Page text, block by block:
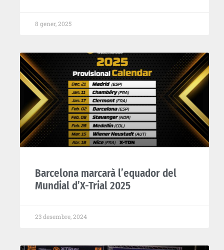
8 gener, 2025
Barcelona marcarà l’equador del
Mundial d’X-Trial 2025
23 desembre, 2024